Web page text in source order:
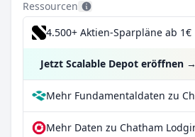
Ressourcen
4.500+ Aktien-Sparpläne ab 1€
Jetzt Scalable Depot eröffnen →